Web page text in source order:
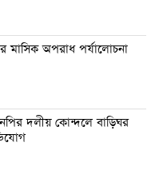
মাসিক অপরাধ পর্যালোচনা
দলীয় কোন্দলে বাড়িঘর